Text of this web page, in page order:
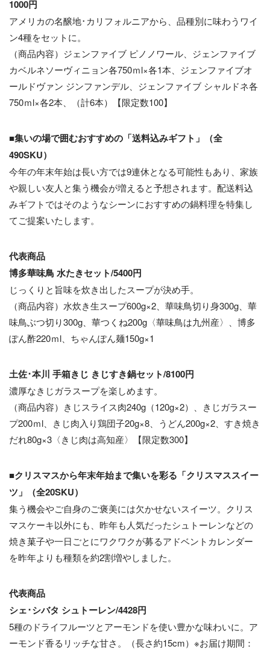
1000円
アメリカの名醸地･カリフォルニアから、品種別に味わうワイ
ン4種をセットに。
（商品内容）ジェンファイブ ピノノワール、ジェンファイブ
カベルネソーヴィニョン各750ｍl×各1本、ジェンファイブオ
ールドヴァン ジンファンデル、ジェンファイブ シャルドネ各
750ｍl×各2本、（計6本）【限定数100】
■集いの場で囲むおすすめの「送料込みギフト」（全
490SKU）
今年の年末年始は長い方では9連休となる可能性もあり、家族
や親しい友人と集う機会が増えると予想されます。配送料込
みギフトではそのようなシーンにおすすめの鍋料理を特集し
てご提案いたします。
代表商品
博多華味鳥 水たきセット/5400円
じっくりと旨味を炊き出したスープが決め手。
（商品内容）水炊き生スープ600g×2、華味鳥切り身300g、華
味鳥ぶつ切り300g、華つくね200g〈華味鳥は九州産〉、博多
ぽん酢220ｍl、ちゃんぽん麺150g×1
土佐･本川 手箱きじ きじすき鍋セット/8100円
濃厚なきじガラスープを楽しめます。
（商品内容）きじスライス肉240g（120g×2）、きじガラスー
プ200ｍl、きじ肉入り鶏団子20g×8、うどん200g×2、すき焼き
だれ80g×3〈きじ肉は高知産〉【限定数300】
■クリスマスから年末年始まで集いを彩る「クリスマススイー
ツ」（全20SKU）
集う機会やご自身のご褒美には欠かせないスイーツ。クリス
マスケーキ以外にも、昨年も人気だったシュトーレンなどの
焼き菓子や一日ごとにワクワクが募るアドベントカレンダー
を昨年よりも種類を約2割増やしました。
代表商品
シェ･シバタ シュトーレン/4428円
5種のドライフルーツとアーモンドを使い豊かな味わいに。ア
ーモンド香るリッチな甘さ。（長さ約15cm）※お届け期間：